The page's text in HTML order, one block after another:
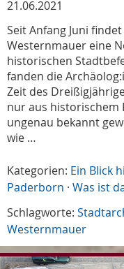
21.06.2021
Seit Anfang Juni
Westernmauer eine
historischen
fanden die
Zeit des
nur aus
ungenau bekannt
wie …
Kategorien: Ein Blick
Paderborn · Was ist
Schlagworte:
Westernmauer